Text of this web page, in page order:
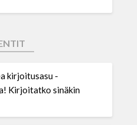
kirjoitusasu -
Kirjoitatko sinäkin